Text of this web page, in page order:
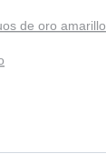
de oro amarillo